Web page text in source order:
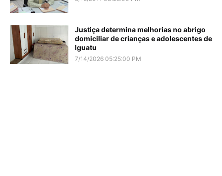
Justiça determina melhorias no abrigo
domiciliar de crianças e adolescentes de
Iguatu
7/14/2026 05:25:00 PM